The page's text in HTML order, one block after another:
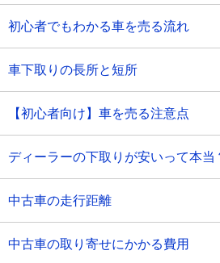
初心者でもわかる車を売る流れ
車下取りの長所と短所
【初心者向け】車を売る注意点
ディーラーの下取りが安いって本当
中古車の走行距離
中古車の取り寄せにかかる費用